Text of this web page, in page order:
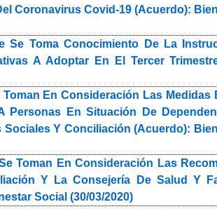
Coronavirus Covid-19 (Acuerdo):
Se Toma Conocimiento De La
A Adoptar En El Tercer
En Consideración Las Medidas
Personas En Situación De
Y Conciliación (Acuerdo):
Toman En Consideración Las
Y La Consejería De Salud Y
Social (30/03/2020)